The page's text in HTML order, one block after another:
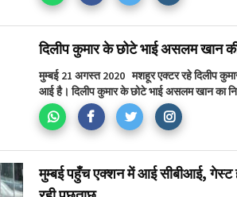
दिलीप कुमार के छोटे भाई असलम खान
मुम्बई 21 अगस्त 2020 मशहूर एक्टर रहे दिलीप
आई है। दिलीप कुमार के छोटे भाई असलम खान का
मुम्बई पहुँच एक्शन में आई सीबीआई,